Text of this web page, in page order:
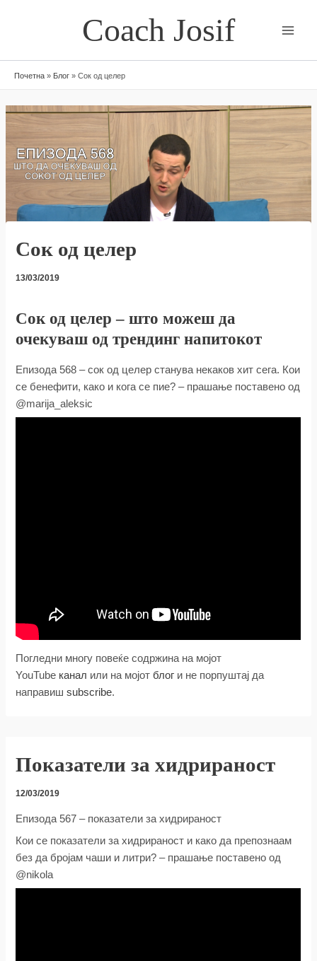
Coach Josif
Почетна » Блог » Сок од целер
Сок од целер
13/03/2019
Сок од целер – што можеш да
очекуваш од трендинг напитокот
Епизода 568 – сок од целер станува некаков хит сега. Кои
се бенефити, како и кога се пие? – прашање поставено од
@marija_aleksic
Погледни многу повеќе содржина на мојот
YouTube канал или на мојот блог и не порпуштај да
направишsubscribe.
Показатели за хидрираност
12/03/2019
Епизода 567 – показатели за хидрираност
Кои се показатели за хидрираност и како да препознаам
без да бројам чаши и литри? – прашање поставено од
@nikola